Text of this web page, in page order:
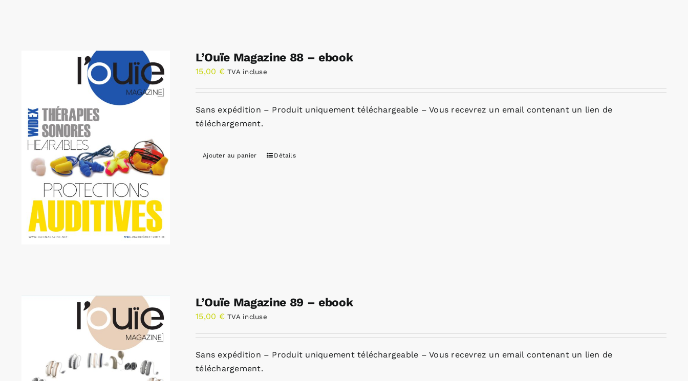
L’Ouïe Magazine 88 – ebook
15,00 € TVA incluse
Sans expédition – Produit uniquement téléchargeable – Vous recevrez un email contenant un lien de
téléchargement.
Ajouter au panier Détails
L’Ouïe Magazine 89 – ebook
15,00 € TVA incluse
Sans expédition – Produit uniquement téléchargeable – Vous recevrez un email contenant un lien de
téléchargement.